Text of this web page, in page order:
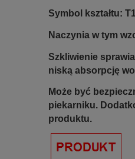
Symbol kształtu:
Naczynia w tym
Szkliwienie
niską absorpcję
Może być
piekarniku.
produktu.